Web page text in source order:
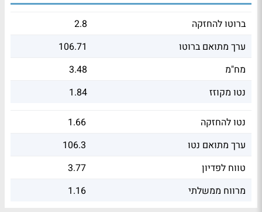
ברוטו להחזקה
2.8
ערך מתואם ברוטו
106.71
מח"מ
3.48
נטו מקוזז
1.84
נטו להחזקה
1.66
ערך מתואם נטו
106.3
טווח לפדיון
3.77
מרווח ממשלתי
1.16